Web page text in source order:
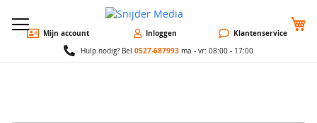
Mijn account Inloggen Klantenservice
Hulp nodig? Bel 0527-687993 ma - vr: 08:00 - 17:00